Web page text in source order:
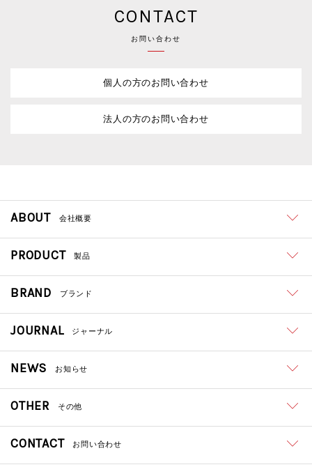
CONTACT
お問い合わせ
個人の方のお問い合わせ
法人の方のお問い合わせ
ABOUT 会社概要
PRODUCT 製品
BRAND ブランド
JOURNAL ジャーナル
NEWS お知らせ
OTHER その他
CONTACT お問い合わせ